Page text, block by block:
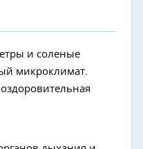
и соленые
микроклимат.